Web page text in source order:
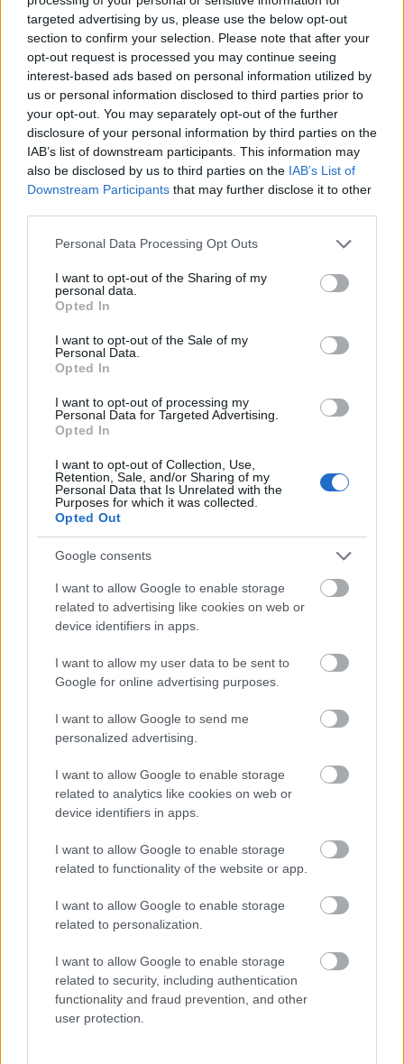
targeted advertising by us, please use the below opt-out
section to confirm your selection. Please note that after your
opt-out request is processed you may continue seeing
interest-based ads based on personal information utilized by
us or personal information disclosed to third parties prior to
your opt-out. You may separately opt-out of the further
disclosure of your personal information by third parties on the
IAB’s list of downstream participants. This information may
also be disclosed by us to third parties on the IAB’s List of
Downstream Participants that may further disclose it to other
Please note that this website/app uses one or more Google
not limited to your visit or usage behaviour. You may click to
grant or deny consent to Google and its third-party tags to
use your data for below specified purposes in below Google
consent section.
Personal Data Processing Opt Outs
I want to opt-out of the Sharing of my
personal data.
Opted In
I want to opt-out of the Sale of my
Personal Data.
Opted In
I want to opt-out of processing my
Personal Data for Targeted Advertising.
Opted In
I want to opt-out of Collection, Use,
Retention, Sale, and/or Sharing of my
Personal Data that Is Unrelated with the
Purposes for which it was collected.
Opted Out
Google consents
I want to allow Google to enable storage
related to advertising like cookies on web or
device identifiers in apps.
I want to allow my user data to be sent to
Google for online advertising purposes.
I want to allow Google to send me
personalized advertising.
I want to allow Google to enable storage
related to analytics like cookies on web or
device identifiers in apps.
I want to allow Google to enable storage
related to functionality of the website or app.
I want to allow Google to enable storage
related to personalization.
I want to allow Google to enable storage
related to security, including authentication
functionality and fraud prevention, and other
user protection.
Szóval, nekem folyamatos rossz anya érzésem lett,
bárhol megláttam egy kallódó alvózsákot, így most,
hogy a Kicsi lassan 1 1/2 éves lett, az indok is
megérkezett a használatra. Egy szobában alszanak
ugyanis a Naggyal, aki nemrég olyan köhögéseket
produkált éjjelente, hogy a harmadik utcában lévő
kutyák is vad ugatásba kezdte, amint meghallották
az első taktusokat. A nyitott ablakon beszivárgó friss
és hűvös éjszakai levegő gyógyír volt. Viszont féltem,
hogy a Kicsi (aki elég sokat fészkelődik éjjel, és
gyakrabban találom alatta a takarót, mint fölötte,
amikor éjszaka bemegyek hozzá, ha felsír) megfázik.
Így kapott egy bélelt, csak elől nyitható, ujjatlan
lábai sem akadtak benne össze, maximum
reggelente kapok határozott reklamálást, mert nem
A Nagy viszont néha felébred éjjel pisilni vagy azért,
hogy átkutyagoljon hozzánk, így bár létezik "járható"
alvózsák is, Ő most azt nem kapott, inkább veszünk
Neki egy nagyobb és vastagabb takarót, hátha azt
kérné magának, hogy Ő már nem kisbaba, hogy
olyan zsákot adjunk rá, amit Ő a kedvenc Lelle-
babájára húz rá minden este, amikor lefekteti
aludni.
Címkék:ruha még vállalható bármely korosztály
Ajánlott bejegyzések:
No akkor ismét és végleg
Sajátmárkás teszt: Mylove